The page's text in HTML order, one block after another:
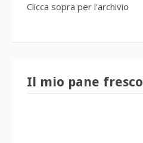
Clicca sopra per l'archivio
Il mio pane fresco